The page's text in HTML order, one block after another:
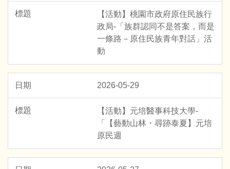
【活動】桃園市政府原住民族行
政局-「族群認同不是答案，而是
一條路－原住民族青年對話」活
動
2026-05-29
【活動】元培醫事科技大學-
「【藝動山林・尋跡泰夏】元培
原民週